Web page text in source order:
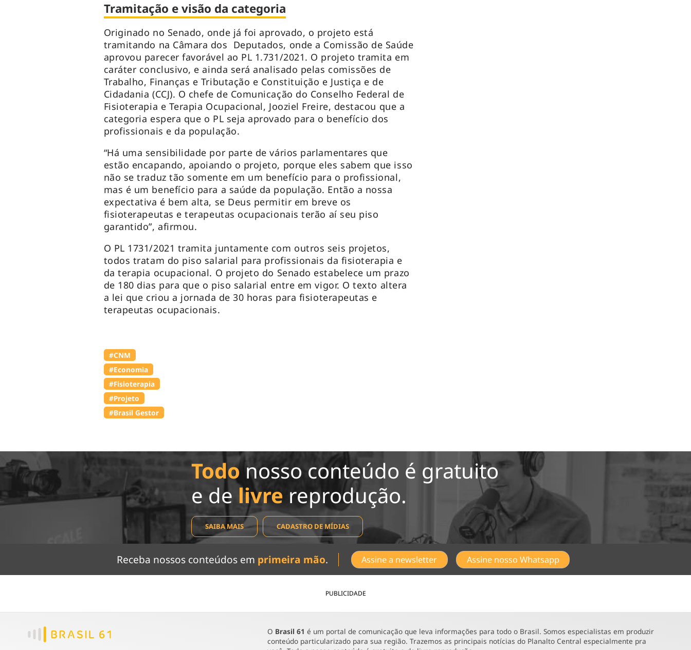
Tramitação e visão da categoria
Originado no Senado, onde já foi aprovado, o projeto está
tramitando na Câmara dos Deputados, onde a Comissão de Saúde
aprovou parecer favorável ao PL 1.731/2021. O projeto tramita em
caráter conclusivo, e ainda será analisado pelas comissões de
Trabalho, Finanças e Tributação e Constituição e Justiça e de
Cidadania (CCJ). O chefe de Comunicação do Conselho Federal de
Fisioterapia e Terapia Ocupacional, Jooziel Freire, destacou que a
categoria espera que o PL seja aprovado para o benefício dos
profissionais e da população.
“Há uma sensibilidade por parte de vários parlamentares que
estão encapando, apoiando o projeto, porque eles sabem que isso
não se traduz tão somente em um benefício para o profissional,
mas é um benefício para a saúde da população. Então a nossa
expectativa é bem alta, se Deus permitir em breve os
fisioterapeutas e terapeutas ocupacionais terão aí seu piso
garantido”, afirmou.
O PL 1731/2021 tramita juntamente com outros seis projetos,
todos tratam do piso salarial para profissionais da fisioterapia e
da terapia ocupacional. O projeto do Senado estabelece um prazo
de 180 dias para que o piso salarial entre em vigor. O texto altera
a lei que criou a jornada de 30 horas para fisioterapeutas e
terapeutas ocupacionais.
#CNM
#Economia
#Fisioterapia
#Projeto
#Brasil Gestor
Todonosso conteúdo é gratuito
e de livre reprodução.
SAIBA MAIS CADASTRO DE MÍDIAS
Receba nossos conteúdos em primeira mão. Assine a newsletter Assine nosso Whatsapp
PUBLICIDADE
O Brasil 61 é um portal de comunicação que leva informações para todo o Brasil. Somos especialistas em produzir
conteúdo particularizado para sua região. Trazemos as principais notícias do Planalto Central especialmente pra